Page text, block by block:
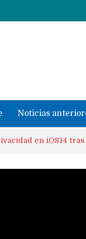
a OpenAI
Noticias
en iOS14